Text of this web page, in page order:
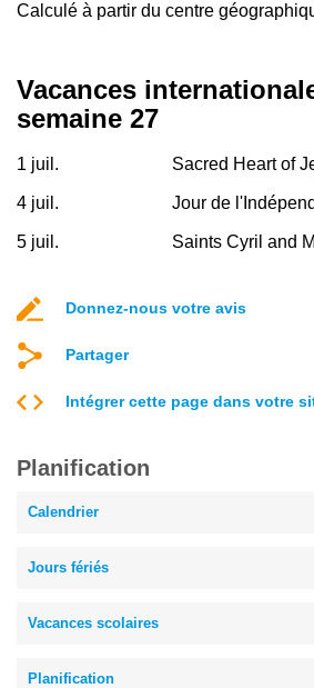
Calculé à partir du centre
Vacances
semaine 27
1 juil. Sacred Heart of
4 juil. Jour de
5 juil. Saints Cyril and
Donnez-nous votre avis
Partager
Intégrer cette page dans votre
Planification
Calendrier
Jours fériés
Vacances scolaires
Planification